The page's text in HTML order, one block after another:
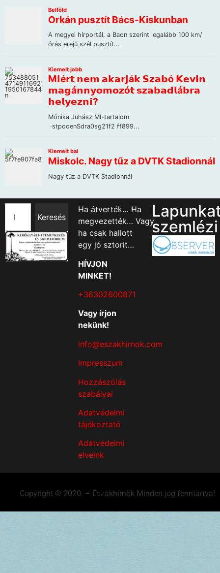
Keresés
Ha átverték… Ha
megvezették… Vagy
ha csak hallott
egy jó sztorit…
HÍVJON
MINKET!
+36302600871
Vagy írjon
nekünk!
info@eszakhirnok.com
Impresszum
Hozzászólás
szabályai
Adatvédelmi
tájékoztató
Adatvédelmi
elveink
szemlézi
Copyright © 2020. – Északhírnök Minden jog fenntartva!